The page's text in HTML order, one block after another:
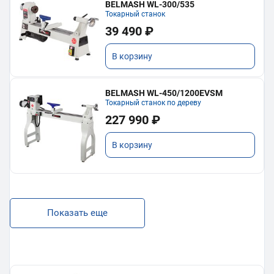
BELMASH WL-300/535
Токарный станок
39 490 ₽
В корзину
BELMASH WL-450/1200EVSM
Токарный станок по дереву
227 990 ₽
В корзину
Показать еще